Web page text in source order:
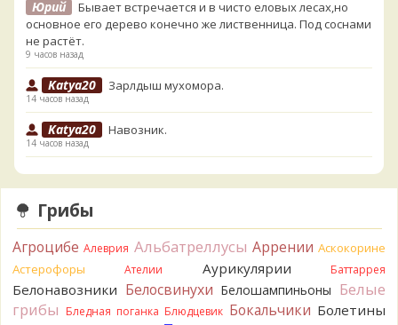
Юрий
Бывает встречается и в чисто еловых лесах,но
основное его дерево конечно же лиственница. Под соснами
не растёт.
9 часов назад
Katya20 Зарлдыш мухомора.
14 часов назад
Katya20 Навозник.
14 часов назад
Verona Скорее всего он.
1 день назад
Verona
1 день назад
Verona
Рядовка мыльная, судя по пластинкам.
Правильно сделали, что не взяли.
1 день назад
Грибы
Агроцибе Алеврия Альбатреллусы Аррении Аскокорине
Астерофоры
Ателии Аурикулярии Баттаррея
Белонавозники Белосвинухи Белошампиньоны Белые
грибы Бледная поганка Блюдцевик Бокальчики Болетины